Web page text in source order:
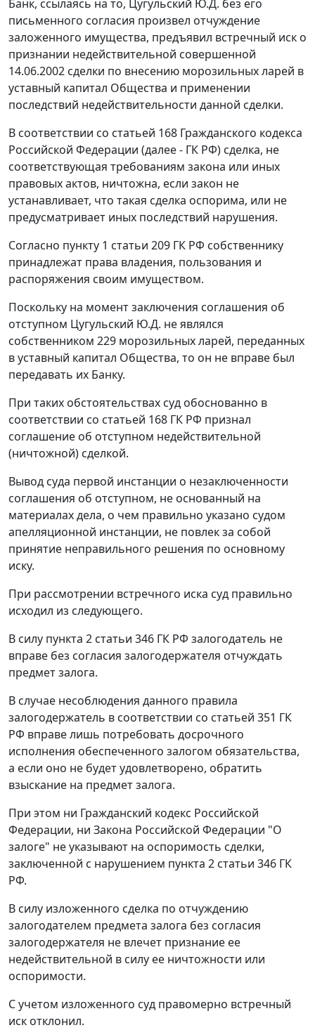
Банк, ссылаясь на то, Цугульский Ю.Д. без его
письменного согласия произвел отчуждение
заложенного имущества, предъявил встречный иск о
признании недействительной совершенной
14.06.2002 сделки по внесению морозильных ларей в
уставный капитал Общества и применении
последствий недействительности данной сделки.
В соответствии со статьей 168 Гражданского кодекса
Российской Федерации (далее - ГК РФ) сделка, не
соответствующая требованиям закона или иных
правовых актов, ничтожна, если закон не
устанавливает, что такая сделка оспорима, или не
предусматривает иных последствий нарушения.
Согласно пункту 1 статьи 209 ГК РФ собственнику
принадлежат права владения, пользования и
распоряжения своим имуществом.
Поскольку на момент заключения соглашения об
отступном Цугульский Ю.Д. не являлся
собственником 229 морозильных ларей, переданных
в уставный капитал Общества, то он не вправе был
передавать их Банку.
При таких обстоятельствах суд обоснованно в
соответствии со статьей 168 ГК РФ признал
соглашение об отступном недействительной
(ничтожной) сделкой.
Вывод суда первой инстанции о незаключенности
соглашения об отступном, не основанный на
материалах дела, о чем правильно указано судом
апелляционной инстанции, не повлек за собой
принятие неправильного решения по основному
иску.
При рассмотрении встречного иска суд правильно
исходил из следующего.
В силу пункта 2 статьи 346 ГК РФ залогодатель не
вправе без согласия залогодержателя отчуждать
предмет залога.
В случае несоблюдения данного правила
залогодержатель в соответствии со статьей 351 ГК
РФ вправе лишь потребовать досрочного
исполнения обеспеченного залогом обязательства,
а если оно не будет удовлетворено, обратить
взыскание на предмет залога.
При этом ни Гражданский кодекс Российской
Федерации, ни Закона Российской Федерации "О
залоге" не указывают на оспоримость сделки,
заключенной с нарушением пункта 2 статьи 346 ГК
РФ.
В силу изложенного сделка по отчуждению
залогодателем предмета залога без согласия
залогодержателя не влечет признание ее
недействительной в силу ее ничтожности или
оспоримости.
С учетом изложенного суд правомерно встречный
иск отклонил.